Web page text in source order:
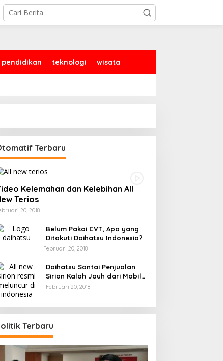
pendidikan teknologi wisata
Terbaru
Kelemahan dan Kelebihan All
Terios
20, 2018
Belum Pakai CVT, Apa yang
Ditakuti Daihatsu Indonesia?
Februari 20, 2018
Daihatsu Santai Penjualan
Sirion Kalah Jauh dari Mobil
LCGC
Februari 20, 2018
Terbaru